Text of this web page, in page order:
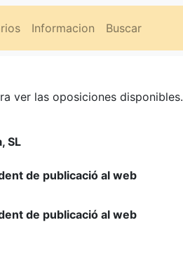
Informacion Buscar
ver las oposiciones disponibles.
SL
de publicació al web
de publicació al web